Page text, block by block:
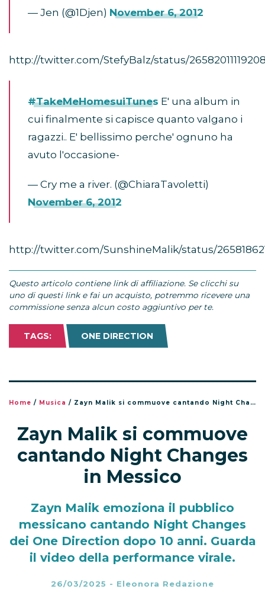
— Jen (@1Djen) November 6, 2012
http://twitter.com/StefyBalz/status/
#TakeMeHomesuiTunes E' una album in
cui finalmente si capisce quanto valgano i
ragazzi.. E' bellissimo perche' ognuno ha
avuto l'occasione-
— Cry me a river. (@ChiaraTavoletti)
November 6, 2012
http://twitter.com/SunshineMalik/status/
Questo articolo contiene link di affiliazione. Se clicchi su
uno di questi link e fai un acquisto, potremmo ricevere una
commissione senza alcun costo aggiuntivo per te.
TAGS: ONE DIRECTION
Home / Musica / Zayn Malik si commuove cantando Night Changes in Messico
Zayn Malik si commuove
cantando Night Changes
in Messico
Zayn Malik emoziona il pubblico
messicano cantando Night Changes
dei One Direction dopo 10 anni. Guarda
il video della performance virale.
26/03/2025 - Eleonora Redazione